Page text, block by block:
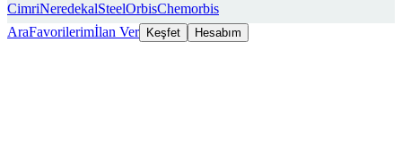
CimriNeredekalSteelOrbisChemorbis
AraFavorilerimİlan Ver Keşfet Hesabım